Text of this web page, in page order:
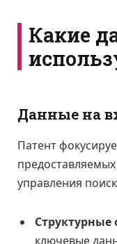
Какие
Данные на
Патент
управления
Структурные
ключевые